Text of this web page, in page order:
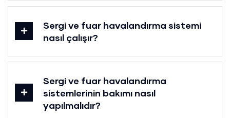
Sergi ve fuar havalandırma sistemi
nasıl çalışır?
Sergi ve fuar havalandırma
sistemlerinin bakımı nasıl
yapılmalıdır?